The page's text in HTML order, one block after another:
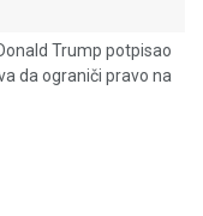
Trump potpisao
da ograniči pravo na